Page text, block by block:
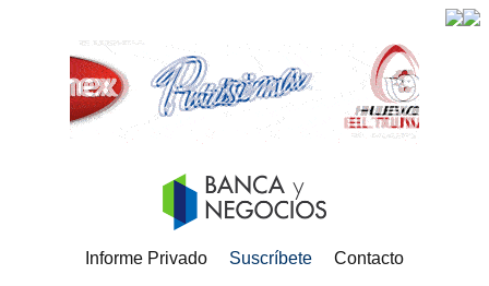
Informe Privado Suscríbete Contacto